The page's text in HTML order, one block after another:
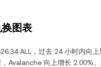
换图表
ALL，过去 24 小时内向上
Avalanche 向上增长 2.00%